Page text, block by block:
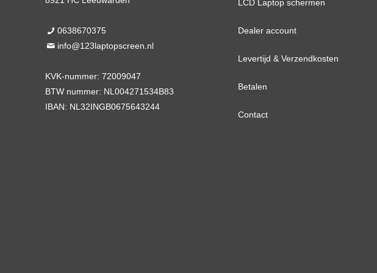
0638670375
info@123laptopscreen.nl
KVK-nummer: 72009047
BTW nummer: NL004271534B83
IBAN: NL32INGB0675643244
LCD Laptop schermen
13,3 inch
14,0 inch
15,6 inch
17,3 inch
Dealer account
Levertijd & Verzendkosten
Betalen
Contact